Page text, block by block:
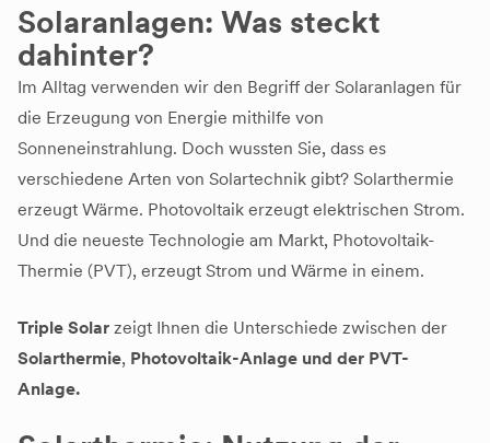
Solaranlagen: Was steckt
dahinter?
Im Alltag verwenden wir den Begriff der Solaranlagen für
die Erzeugung von Energie mithilfe von
Sonneneinstrahlung. Doch wussten Sie, dass es
verschiedene Arten von Solartechnik gibt? Solarthermie
erzeugt Wärme. Photovoltaik erzeugt elektrischen Strom.
Und die neueste Technologie am Markt, Photovoltaik-
Thermie (PVT), erzeugt Strom und Wärme in einem.
Triple Solar zeigt Ihnen die Unterschiede zwischen der
Solarthermie, Photovoltaik-Anlage und der PVT-
Anlage.